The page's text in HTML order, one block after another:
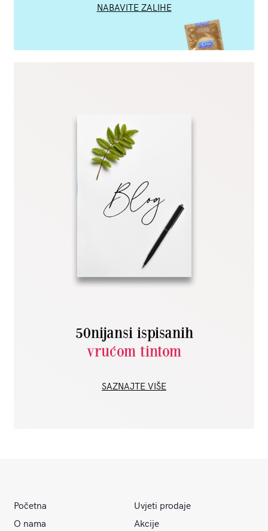
NABAVITE ZALIHE
50nijansi ispisanih
vrućom tintom
SAZNAJTE VIŠE
Početna
Uvjeti prodaje
O nama
Akcije